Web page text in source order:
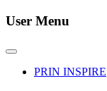
User Menu
PRIN INSPIRE